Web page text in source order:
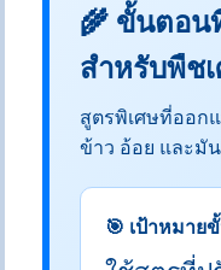
🌾 ขั้นตอน
สำหรับพืช
สูตรพิเศษที่ออก
ข้าว อ้อย และมั
🎯 เป้าหมาย